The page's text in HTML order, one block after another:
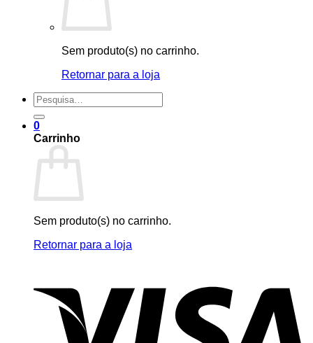
Sem produto(s) no carrinho.
Retornar para a loja
Pesquisar
por:
0
Carrinho
Sem produto(s) no carrinho.
Retornar para a loja